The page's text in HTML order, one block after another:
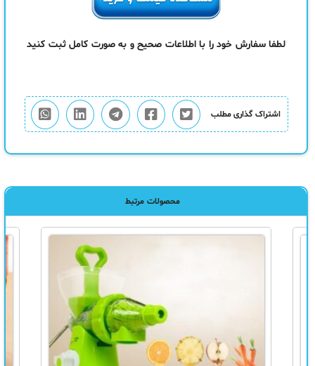
لطفا سفارش خود را با اطلاعات صحیح و به صورت کامل ثبت کنید
اشتراک گذاری مطلب
محصولات مرتبط